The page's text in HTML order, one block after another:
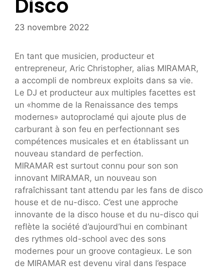
Disco
23 novembre 2022
En tant que musicien, producteur et
entrepreneur, Aric Christopher, alias MIRAMAR,
a accompli de nombreux exploits dans sa vie.
Le DJ et producteur aux multiples facettes est
un «homme de la Renaissance des temps
modernes» autoproclamé qui ajoute plus de
carburant à son feu en perfectionnant ses
compétences musicales et en établissant un
nouveau standard de perfection.
MIRAMAR est surtout connu pour son son
innovant MIRAMAR, un nouveau son
rafraîchissant tant attendu par les fans de disco
house et de nu-disco. C’est une approche
innovante de la disco house et du nu-disco qui
reflète la société d’aujourd’hui en combinant
des rythmes old-school avec des sons
modernes pour un groove contagieux. Le son
de MIRAMAR est devenu viral dans l’espace